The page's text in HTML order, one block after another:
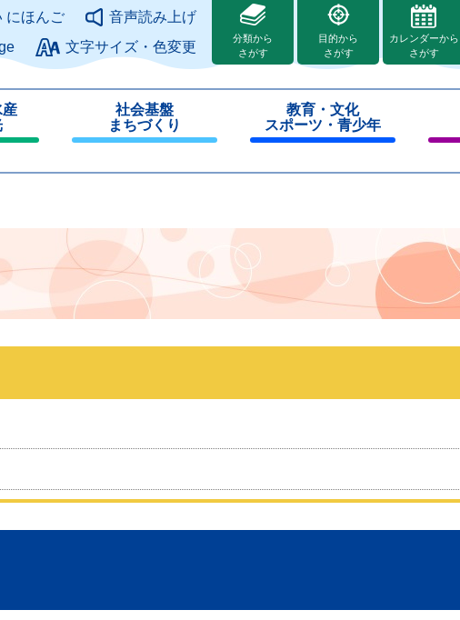
のページの本文へ
にほんご
音声読み上げ
文字サイズ・色変更
分類から
さがす
目的から
さがす
カレンダーから
さがす
産
社会基盤
まちづくり
じ
教育・文化
スポーツ・青少年
じ
じ